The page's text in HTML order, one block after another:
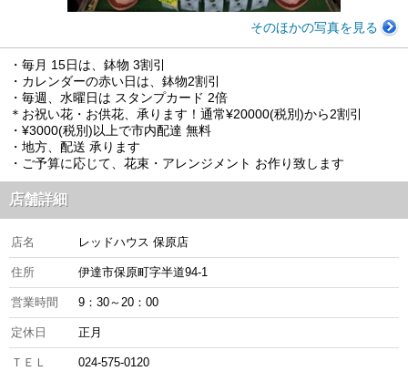
そのほかの写真を見る
・毎月 15日は、鉢物 3割引
・カレンダーの赤い日は、鉢物2割引
・毎週、水曜日は スタンプカード 2倍
＊お祝い花・お供花、承ります！通常¥20000(税別)から2割引
・¥3000(税別)以上で市内配達 無料
・地方、配送 承ります
・ご予算に応じて、花束・アレンジメント お作り致します
店舗詳細
店名 レッドハウス 保原店
住所 伊達市保原町字半道94-1
営業時間 9：30～20：00
定休日 正月
ＴＥＬ 024-575-0120